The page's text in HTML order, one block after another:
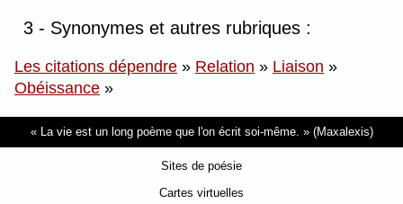
3 - Synonymes et autres rubriques :
Les citations dépendre » Relation » Liaison »
Obéissance »
La vie est un long poème que l'on écrit soi-même. (Maxalexis)
Sites de poésie
Cartes virtuelles